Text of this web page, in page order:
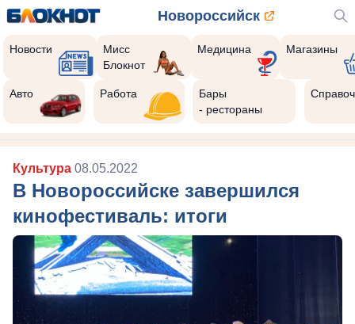
Новороссийск
Новости
Мисс
Блокнот
Медицина Магазины
Авто Работа
Бары
- рестораны
Культура 08.05.2022
В Новороссийске завершился
кинофестиваль: итоги